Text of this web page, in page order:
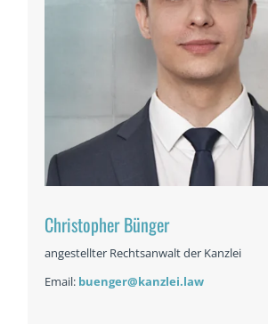
Christopher Bünger
angestellter Rechtsanwalt der Kanzlei
Email: buenger@kanzlei.law